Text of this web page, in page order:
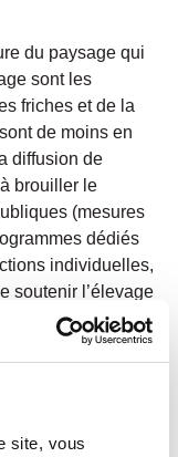
site, vous
du paysage qui
sont les
friches et de la
de moins en
diffusion de
brouiller le
(mesures
dédiés
individuelles,
soutenir l’élevage
de favoriser des
(production «
des